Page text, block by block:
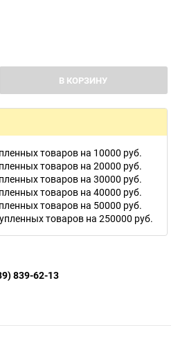
В КОРЗИНУ
товаров на 10000 руб.
товаров на 20000 руб.
товаров на 30000 руб.
товаров на 40000 руб.
товаров на 50000 руб.
товаров на 250000 руб.
839-62-13